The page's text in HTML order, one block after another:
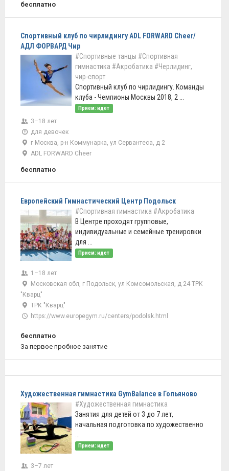
бесплатно
Спортивный клуб по чирлидингу ADL FORWARD Cheer/
АДЛ ФОРВАРД Чир
#Спортивные танцы #Спортивная
гимнастика #Акробатика #Черлидинг,
чир-спорт
Спортивный клуб по чирлидингу. Команды
клуба - Чемпионы Москвы 2018, 2 ...
Прием: идет
3–18 лет
для девочек
г Москва, р-н Коммунарка, ул Сервантеса, д 2
ADL FORWARD Cheer
бесплатно
Европейский Гимнастический Центр Подольск
#Спортивная гимнастика #Акробатика
В Центре проходят групповые,
индивидуальные и семейные тренировки
для ...
Прием: идет
1–18 лет
Московская обл, г Подольск, ул Комсомольская, д 24 ТРК
"Кварц"
ТРК "Кварц"
https://www.europegym.ru/centers/podolsk.html
бесплатно
За первое пробное занятие
Художественная гимнастика GymBalance в Гольяново
#Художественная гимнастика
Занятия для детей от 3 до 7 лет,
начальная подготовка по художественно
Прием: идет
3–7 лет